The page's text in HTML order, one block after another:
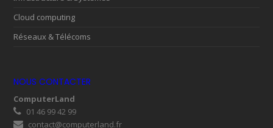
Cloud computing
Réseaux & Télécoms
NOUS CONTACTER
ComputerLand
01 46 99 42 99
contact@computerland.fr